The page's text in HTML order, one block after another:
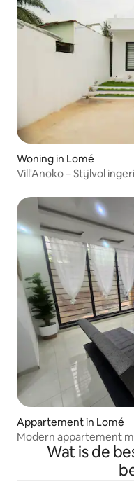
Woning in Lomé
Vill'Anoko – Stijlvol
Appartement in Lomé
Modern appartement
badkamers, 2 minuten
Wat is de